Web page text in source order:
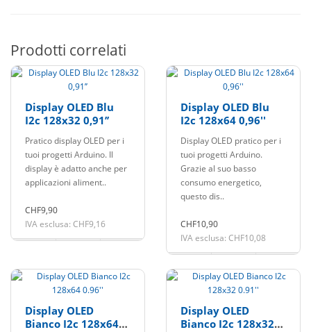
Prodotti correlati
Display OLED Blu
I2c 128x32 0,91’’
Pratico display OLED per i
tuoi progetti Arduino. Il
display è adatto anche per
applicazioni aliment..
CHF9,90
IVA esclusa: CHF9,16
Display OLED Blu
I2c 128x64 0,96''
Display OLED pratico per i
tuoi progetti Arduino.
Grazie al suo basso
consumo energetico,
questo dis..
CHF10,90
IVA esclusa: CHF10,08
Display OLED
Bianco I2c 128x64
Display OLED
Bianco I2c 128x32